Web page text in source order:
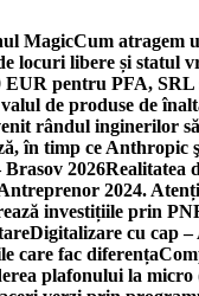
MagicCum atragem
locuri libere și statul
pentru PFA,
de produse de
rândul inginerilor
în timp ce Anthropic
2026Realitatea
2024.
investițiile prin
Digitalizare cu cap
care fac diferența
plafonului la